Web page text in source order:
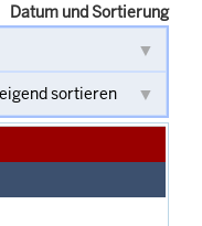
Datum und Sortierung